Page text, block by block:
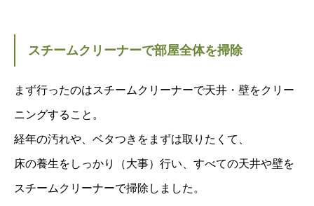
スチームクリーナーで部屋全体を掃除
まず行ったのはスチームクリーナーで天井・壁をクリー
ニングすること。
経年の汚れや、ベタつきをまずは取りたくて、
床の養生をしっかり（大事）行い、すべての天井や壁を
スチームクリーナーで掃除しました。